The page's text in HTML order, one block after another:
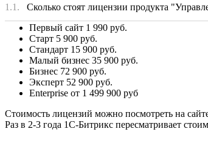
1.1.
Сколько стоят лицензии продукта
Первый сайт 1 990 руб.
Старт 5 900 руб.
Стандарт 15 900 руб.
Малый бизнес 35 900 руб.
Бизнес 72 900 руб.
Эксперт 52 900 руб.
Enterprise от 1 499 900 руб
Стоимость лицензий можно посмотреть на
Раз в 2-3 года 1С-Битрикс пересматривает